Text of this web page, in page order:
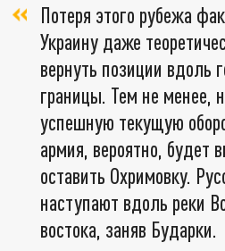
Потеря этого рубежа
Украину даже
вернуть позиции вдоль
границы. Тем не менее,
успешную текущую
армия, вероятно, будет
оставить Охримовку.
наступают вдоль реки
востока, заняв Бударки.